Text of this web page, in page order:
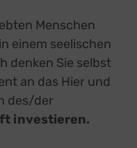
Menschen
einem seelischen
denken Sie selbst
an das Hier und
des/der
investieren.